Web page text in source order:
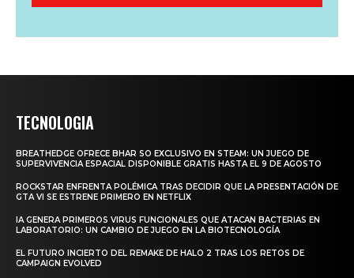
TECNOLOGIA
BREATHEDGE OFRECE BHAR SO EXCLUSIVO EN STEAM: UN JUEGO DE
SUPERVIVENCIA ESPACIAL DISPONIBLE GRATIS HASTA EL 9 DE AGOSTO
ROCKSTAR ENFRENTA POLÉMICA TRAS DECIDIR QUE LA PRESENTACIÓN DE
GTA VI SE ESTRENE PRIMERO EN NETFLIX
IA GENERA PRIMEROS VIRUS FUNCIONALES QUE ATACAN BACTERIAS EN
LABORATORIO: UN CAMBIO DE JUEGO EN LA BIOTECNOLOGÍA
EL FUTURO INCIERTO DEL REMAKE DE HALO 2 TRAS LOS RETOS DE
CAMPAIGN EVOLVED